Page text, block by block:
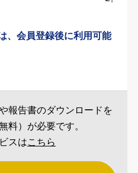
、会員登録後に利用可能
報告書のダウンロードを
料）が必要です。
スはこちら